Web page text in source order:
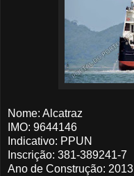
Nome: Alcatraz
IMO: 9644146
Indicativo: PPUN
Inscrição: 381-389241-7
Ano de Construção: 2013